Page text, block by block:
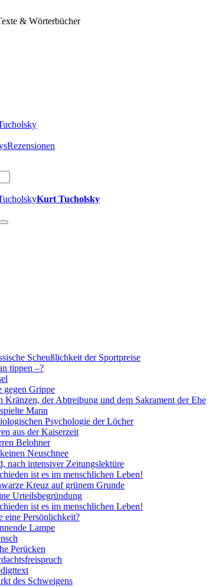
& Wörterbücher
Rezensionen
Kurt Tucholsky
Scheußlichkeit der Sportpreise
tippen –?
gegen Grippe
Kränzen, der Abtreibung und dem Sakrament der Ehe
Mann
Psychologie der Löcher
aus der Kaiserzeit
Belohner
Neuschnee
nach intensiver Zeitungslektüre
ist es im menschlichen Leben!
Kreuz auf grünem Grunde
Urteilsbegründung
ist es im menschlichen Leben!
eine Persönlichkeit?
Lampe
Perücken
des Schweigens